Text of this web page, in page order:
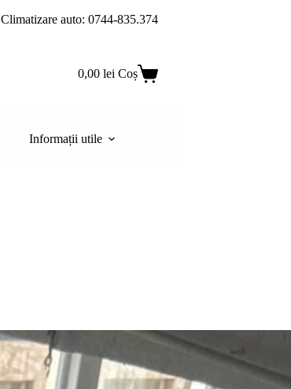
Climatizare auto: 0744-835.374
0,00 lei Coș
Informații utile